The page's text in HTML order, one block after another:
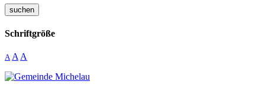
suchen
Schriftgröße
A A A